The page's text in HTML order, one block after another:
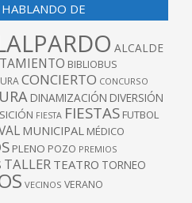
DE
ALCALDE
BIBLIOBUS
CONCIERTO CONCURSO
DINAMIZACIÓN DIVERSIÓN
FIESTA FIESTAS FUTBOL
MUNICIPAL MÉDICO
PLENO POZO PREMIOS
TALLER TEATRO TORNEO
VECINOS VERANO